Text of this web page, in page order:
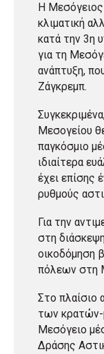
H Μεσόγειος
κλιματική
κατά την 3η
για τη
ανάπτυξη,
Ζάγκρεμπ.
Μεσογείου
παγκόσμιο
ιδιαίτερα
έχει επίσης
ρυθμούς
Για την
στη
οικοδόμηση
πόλεων στη
Στο πλαίσιο
των κρατών-
Μεσόγειο
Δράσης